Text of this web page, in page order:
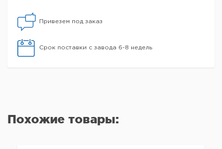
Привезем под заказ
Срок поставки с завода 6-8 недель
Похожие товары: